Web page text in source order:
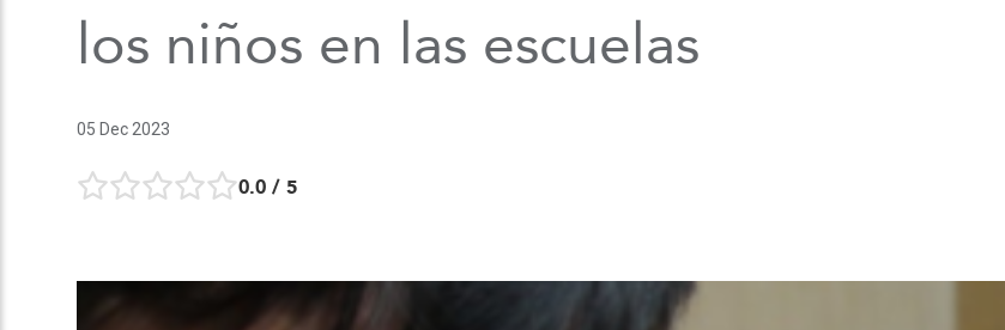
los niños en las escuelas
05 Dec 2023
0.0 / 5